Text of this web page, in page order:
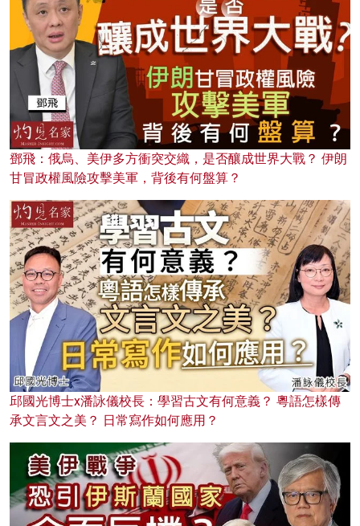
鄧飛：俄烏、美伊多方衝突交織，是否釀成世界大戰？ 伊朗
甘冒政權風險攻擊美軍，背後有何盤算？
邱國光博士x潘詠儀校長：學習古文有何意義？ 粵語怎樣傳
承文言文之美？ 日常寫作如何應用？